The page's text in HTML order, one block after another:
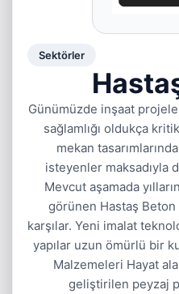
Sektörler
Günümüzde inşaat
sağlamlığı oldukça
mekan
isteyenler maksadıyla
Mevcut aşamada
görünen Hastaş
karşılar. Yeni imalat
yapılar uzun ömürlü bir
Malzemeleri Hayat
geliştirilen peyzaj